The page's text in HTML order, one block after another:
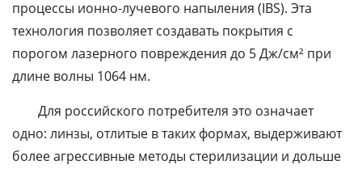
процессы ионно-лучевого напыления (IBS). Эта
технология позволяет создавать покрытия с
порогом лазерного повреждения до 5 Дж/см² при
длине волны 1064 нм.
Для российского потребителя это означает
одно: линзы, отлитые в таких формах, выдерживают
более агрессивные методы стерилизации и дольше